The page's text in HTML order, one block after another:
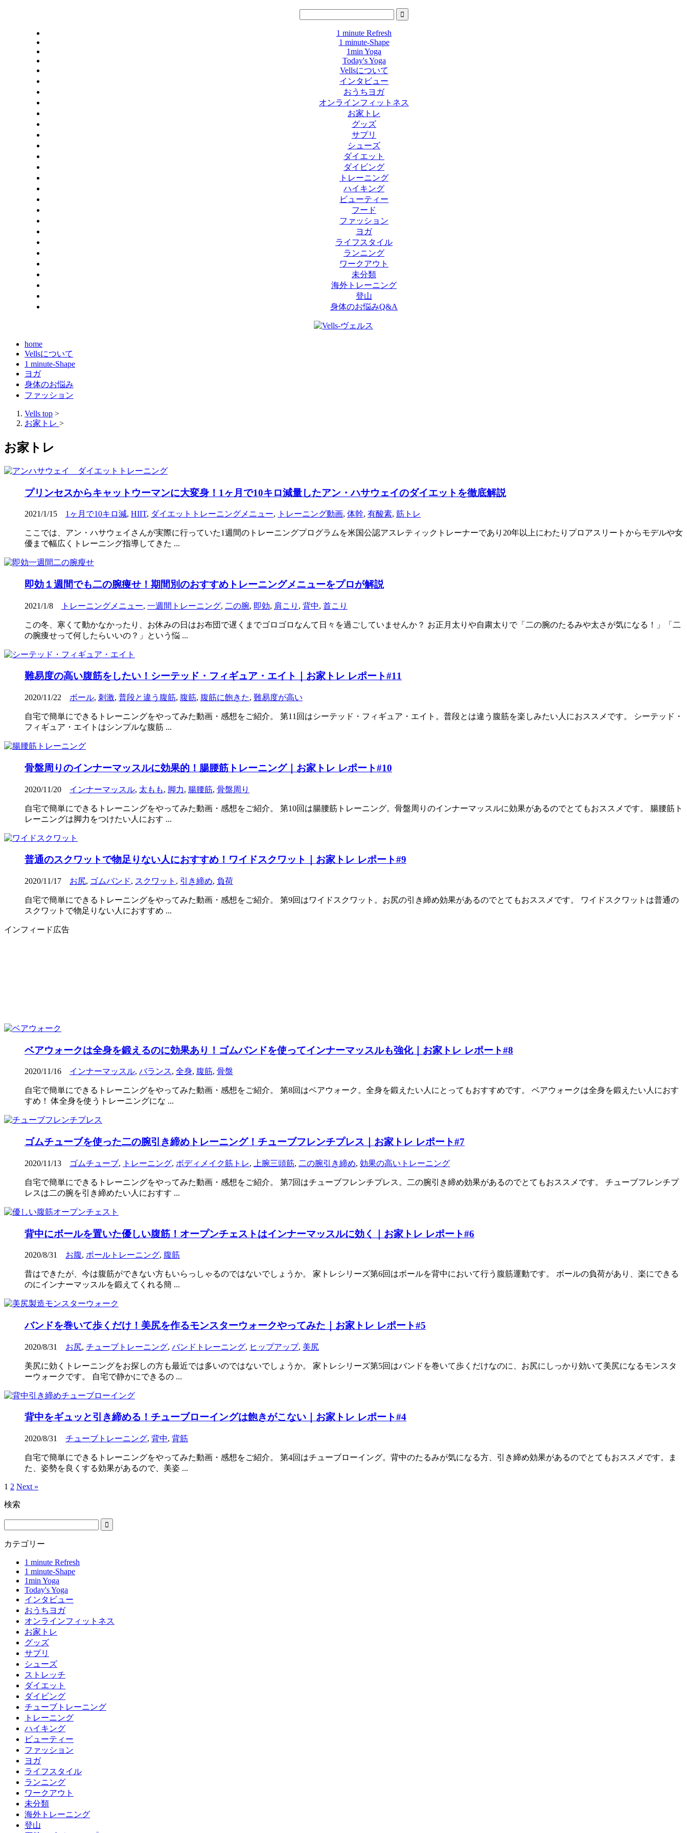
1 minute Refresh
1 minute-Shape
1min Yoga
Today's Yoga
Vellsについて
インタビュー
おうちヨガ
オンラインフィットネス
お家トレ
グッズ
サプリ
シューズ
ダイエット
ダイビング
トレーニング
ハイキング
ビューティー
フード
ファッション
ヨガ
ライフスタイル
ランニング
ワークアウト
未分類
海外トレーニング
登山
身体のお悩みQ&A
home
Vellsについて
1 minute-Shape
ヨガ
身体のお悩み
ファッション
Vells top >
お家トレ >
お家トレ
プリンセスからキャットウーマンに大変身！1ヶ月で10キロ減量したアン・ハサウェイのダイエットを徹底解説
2021/1/15 1ヶ月で10キロ減, HIIT, ダイエットトレーニングメニュー, トレーニング動画, 体幹, 有酸素, 筋トレ
ここでは、アン・ハサウェイさんが実際に行っていた1週間のトレーニングプログラムを米国公認アスレティックトレーナーであり20年以上にわたりプロアスリートからモデルや女
優まで幅広くトレーニング指導してきた ...
即効１週間でも二の腕痩せ！期間別のおすすめトレーニングメニューをプロが解説
2021/1/8 トレーニングメニュー, 一週間トレーニング, 二の腕, 即効, 肩こり , 背中, 首こり
この冬、寒くて動かなかったり、お休みの日はお布団で遅くまでゴロゴロなんて日々を過ごしていませんか？ お正月太りや自粛太りで「二の腕のたるみや太さが気になる！」「二
の腕痩せって何したらいいの？」という悩 ...
難易度の高い腹筋をしたい！シーテッド・フィギュア・エイト｜お家トレ レポート#11
2020/11/22 ボール, 刺激, 普段と違う腹筋, 腹筋, 腹筋に飽きた, 難易度が高い
自宅で簡単にできるトレーニングをやってみた動画・感想をご紹介。 第11回はシーテッド・フィギュア・エイト。普段とは違う腹筋を楽しみたい人におススメです。 シーテッド・
フィギュア・エイトはシンプルな腹筋 ...
骨盤周りのインナーマッスルに効果的！腸腰筋トレーニング｜お家トレ レポート#10
2020/11/20 インナーマッスル, 太もも, 脚力, 腸腰筋, 骨盤周り
自宅で簡単にできるトレーニングをやってみた動画・感想をご紹介。 第10回は腸腰筋トレーニング。骨盤周りのインナーマッスルに効果があるのでとてもおススメです。 腸腰筋ト
レーニングは脚力をつけたい人におす ...
普通のスクワットで物足りない人におすすめ！ワイドスクワット｜お家トレ レポート#9
2020/11/17 お尻, ゴムバンド, スクワット , 引き締め, 負荷
自宅で簡単にできるトレーニングをやってみた動画・感想をご紹介。 第9回はワイドスクワット。お尻の引き締め効果があるのでとてもおススメです。 ワイドスクワットは普通の
スクワットで物足りない人におすすめ ...
インフィード広告
ベアウォークは全身を鍛えるのに効果あり！ゴムバンドを使ってインナーマッスルも強化｜お家トレ レポート#8
2020/11/16 インナーマッスル, バランス, 全身, 腹筋, 骨盤
自宅で簡単にできるトレーニングをやってみた動画・感想をご紹介。 第8回はベアウォーク。全身を鍛えたい人にとってもおすすめです。 ベアウォークは全身を鍛えたい人におす
すめ！ 体全身を使うトレーニングにな ...
ゴムチューブを使った二の腕引き締めトレーニング！チューブフレンチプレス｜お家トレ レポート#7
2020/11/13 ゴムチューブ, トレーニング, ボディメイク筋トレ, 上腕三頭筋, 二の腕引き締め, 効果の高いトレーニング
自宅で簡単にできるトレーニングをやってみた動画・感想をご紹介。 第7回はチューブフレンチプレス。二の腕引き締め効果があるのでとてもおススメです。 チューブフレンチプ
レスは二の腕を引き締めたい人におすす ...
背中にボールを置いた優しい腹筋！オープンチェストはインナーマッスルに効く｜お家トレ レポート#6
2020/8/31 お腹, ボールトレーニング, 腹筋
昔はできたが、今は腹筋ができない方もいらっしゃるのではないでしょうか。 家トレシリーズ第6回はボールを背中において行う腹筋運動です。 ボールの負荷があり、楽にできる
のにインナーマッスルを鍛えてくれる簡 ...
バンドを巻いて歩くだけ！美尻を作るモンスターウォークやってみた｜お家トレ レポート#5
2020/8/31 お尻, チューブトレーニング, バンドトレーニング, ヒップアップ, 美尻
美尻に効くトレーニングをお探しの方も最近では多いのではないでしょうか。 家トレシリーズ第5回はバンドを巻いて歩くだけなのに、お尻にしっかり効いて美尻になるモンスタ
ーウォークです。 自宅で静かにできるの ...
背中をギュッと引き締める！チューブローイングは飽きがこない｜お家トレ レポート#4
2020/8/31 チューブトレーニング, 背中, 背筋
自宅で簡単にできるトレーニングをやってみた動画・感想をご紹介。 第4回はチューブローイング。背中のたるみが気になる方、引き締め効果があるのでとてもおススメです。ま
た、姿勢を良くする効果があるので、美姿 ...
1 2 Next »
検索
カテゴリー
1 minute Refresh
1 minute-Shape
1min Yoga
Today's Yoga
インタビュー
おうちヨガ
オンラインフィットネス
お家トレ
グッズ
サプリ
シューズ
ストレッチ
ダイエット
ダイビング
チューブトレーニング
トレーニング
ハイキング
ビューティー
ファッション
ヨガ
ライフスタイル
ランニング
ワークアウト
未分類
海外トレーニング
登山